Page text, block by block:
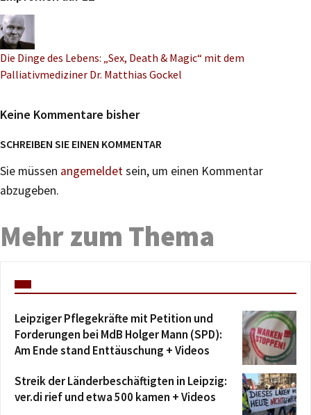
Die Dinge des Lebens: „Sex, Death & Magic“ mit dem
Palliativmediziner Dr. Matthias Gockel
Keine Kommentare bisher
SCHREIBEN SIE EINEN KOMMENTAR
Sie müssen angemeldetsein, um einen Kommentar
abzugeben.
Mehr zum Thema
Leipziger Pflegekräfte mit Petition und
Forderungen bei MdB Holger Mann (SPD):
Am Ende stand Enttäuschung + Videos
Streik der Länderbeschäftigten in Leipzig:
ver.di rief und etwa 500 kamen + Videos